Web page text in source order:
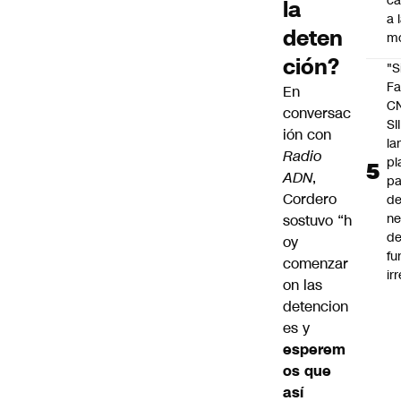
la
deten
ción?
En
conversac
ión con
Radio
ADN,
Cordero
sostuvo “h
oy
comenzar
on las
detencion
es y
esperem
os que
así
a
SII
de